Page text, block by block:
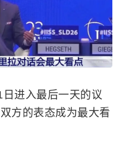
进入最后一天的议
方的表态成为最大看